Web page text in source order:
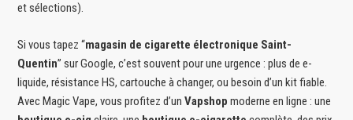
et sélections).
Si vous tapez “magasin de cigarette électronique Saint-
Quentin” sur Google, c’est souvent pour une urgence : plus de e-
liquide, résistance HS, cartouche à changer, ou besoin d’un kit fiable.
Avec Magic Vape, vous profitez d’unVapshop moderne en ligne : une